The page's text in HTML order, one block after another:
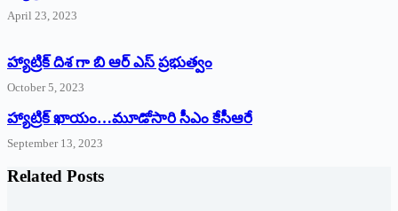
April 23, 2023
హ్యాట్రిక్ దిశ గా బి ఆర్ ఎస్ ప్రభుత్వం
October 5, 2023
హ్యాట్రిక్‌ ‌ఖాయం…మూడోసారి సీఎం కేసీఆరే
September 13, 2023
Related Posts